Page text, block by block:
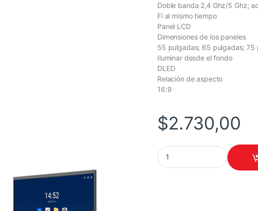
Doble banda 2,4 Ghz/5 Ghz;
Fi al mismo tiempo
Panel LCD
Dimensiones de los paneles
55 pulgadas; 65 pulgadas;
Iluminar desde el fondo
DLED
Relación de aspecto
16:9
$2.730,00
DAHUA PANTALLA